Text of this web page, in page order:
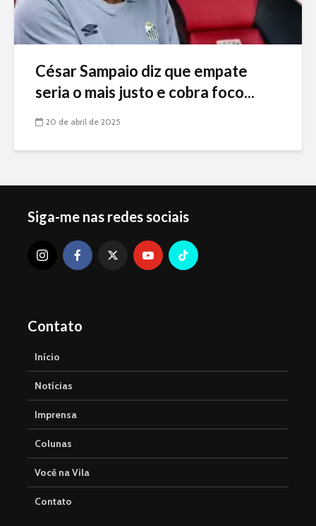
César Sampaio diz que empate
seria o mais justo e cobra foco...
20 de abril de 2025
Siga-me nas redes sociais
Contato
Início
Notícias
Imprensa
Colunas
Você na Vila
Contato